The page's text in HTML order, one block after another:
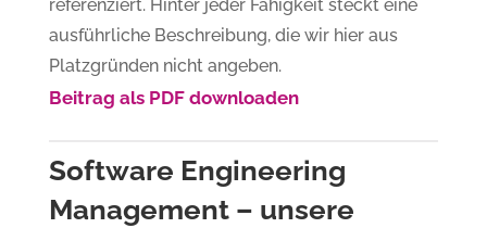
referenziert. Hinter jeder Fähigkeit steckt eine
ausführliche Beschreibung, die wir hier aus
Platzgründen nicht angeben.
Beitrag als PDF downloaden
Software Engineering
Management – unsere